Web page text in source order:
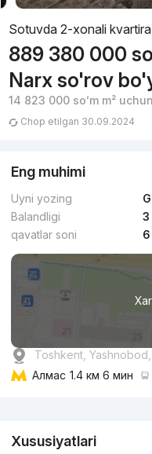
Sotuvda 2-xonali
889 380 000
Narx so'rov
14 823 000 soʻmm² uchun
Chop etilgan 30.09.2024
Eng muhimi
Uyni yozing
Balandligi
3
qavatlar soni
Toshkent,
Алмас 1.4 км 6 мин
Xususiyatlari